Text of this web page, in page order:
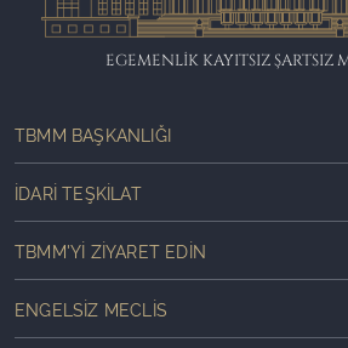
EGEMENLİK KAYITSIZ ŞARTSIZ
TBMM BAŞKANLIĞI
İDARI TEŞKILAT
TBMM'YI ZIYARET EDIN
ENGELSIZ MECLIS